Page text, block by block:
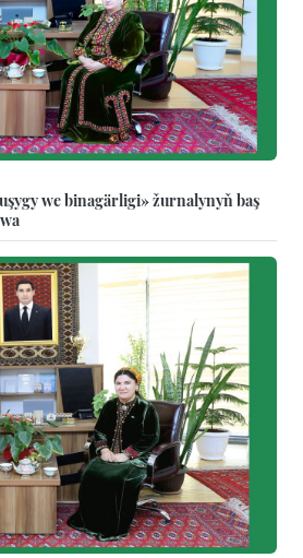
we binagärligi» žurnalynyň baş